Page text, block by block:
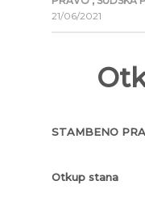
21/06/2021
STAMBENO
Otkup stana